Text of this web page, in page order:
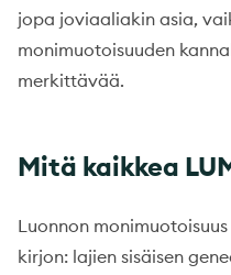
jopa joviaaliakin asia,
monimuotoisuuden
merkittävää.
Mitä kaikkea
Luonnon
kirjon: lajien sisäisen